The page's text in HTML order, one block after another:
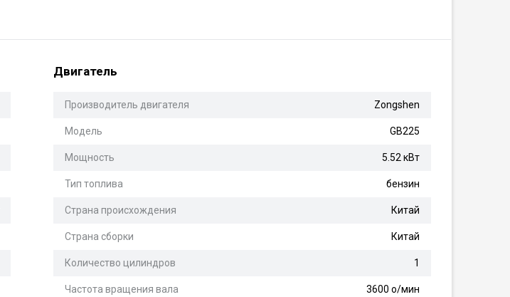
Двигатель
Производитель двигателя Zongshen
Модель GB225
Мощность 5.52 кВт
Тип топлива бензин
Страна происхождения Китай
Страна сборки Китай
Количество цилиндров 1
Частота вращения вала 3600 о/мин